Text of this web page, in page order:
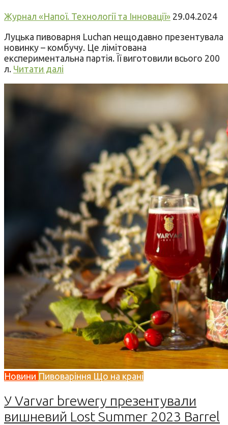
Журнал «Напої. Технології та Інновації» 29.04.2024
Луцька пивоварня Luchan нещодавно презентувала
новинку – комбучу. Це лімітована
експериментальна партія. Її виготовили всього 200
л. Читати далі
Новини Пивоваріння Що на крані
У Varvar brewery презентували
вишневий Lost Summer 2023 Barrel